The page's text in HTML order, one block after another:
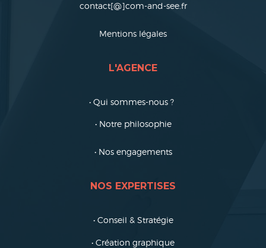
contact[@]com-and-see.fr
Mentions légales
L'AGENCE
• Qui sommes-nous ?
• Notre philosophie
• Nos engagements
NOS EXPERTISES
• Conseil & Stratégie
• Création graphique